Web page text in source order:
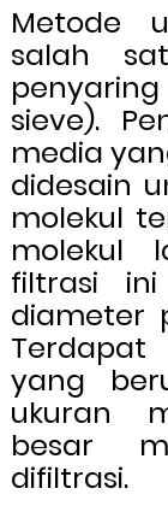
Metode
salah
sieve).
media
didesain
molekul
molekul
filtrasi ini
diameter
yang
ukuran
besar
difiltrasi.